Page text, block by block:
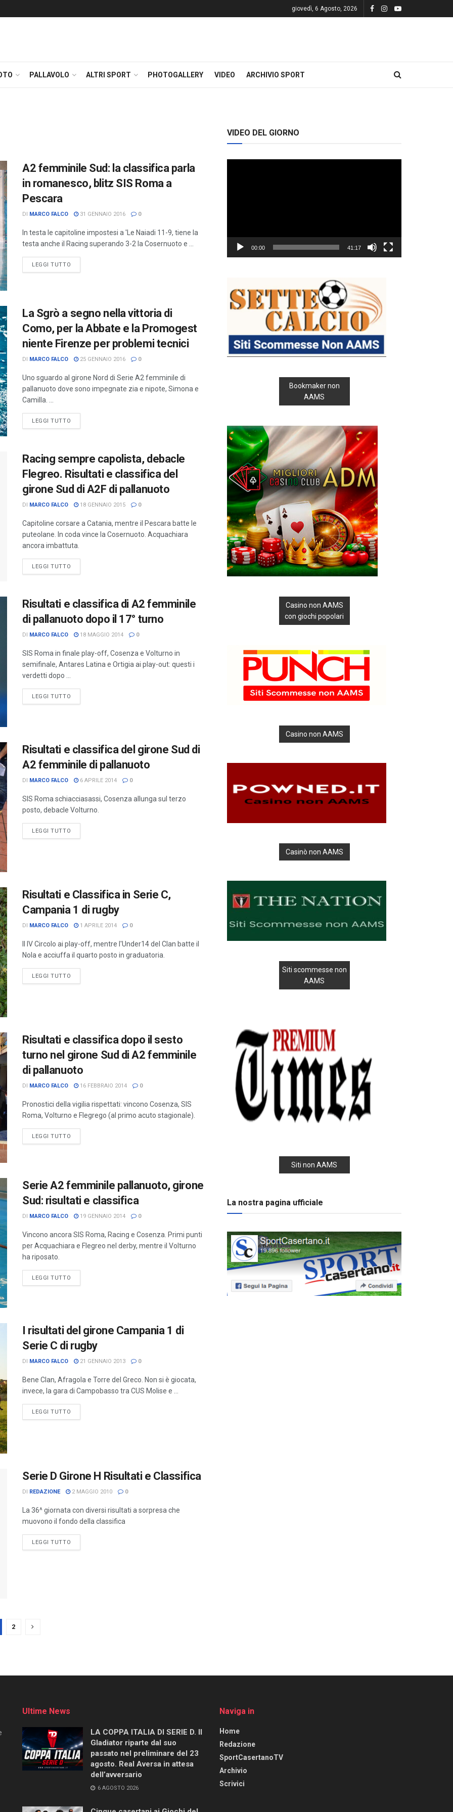
giovedì, 6 Agosto, 2026
PALLAVOLO ALTRI SPORT PHOTOGALLERY VIDEO ARCHIVIO SPORT
A2 femminile Sud: la classifica parla
in romanesco, blitz SIS Roma a
Pescara
DI MARCO FALCO 31 GENNAIO 2016 0
In testa le capitoline impostesi a 'Le Naiadi 11-9, tiene la
testa anche il Racing superando 3-2 la Cosernuoto e ...
LEGGI TUTTO
La Sgrò a segno nella vittoria di
Como, per la Abbate e la Promogest
niente Firenze per problemi tecnici
DI MARCO FALCO 25 GENNAIO 2016 0
Uno sguardo al girone Nord di Serie A2 femminile di
pallanuoto dove sono impegnate zia e nipote, Simona e
Camilla. ...
LEGGI TUTTO
Racing sempre capolista, debacle
Flegreo. Risultati e classifica del
girone Sud di A2F di pallanuoto
DI MARCO FALCO 18 GENNAIO 2015 0
Capitoline corsare a Catania, mentre il Pescara batte le
puteolane. In coda vince la Cosernuoto. Acquachiara
ancora imbattuta.
LEGGI TUTTO
Risultati e classifica di A2 femminile
di pallanuoto dopo il 17° turno
DI MARCO FALCO 18 MAGGIO 2014 0
SIS Roma in finale play-off, Cosenza e Volturno in
semifinale, Antares Latina e Ortigia ai play-out: questi i
verdetti dopo ...
LEGGI TUTTO
Risultati e classifica del girone Sud di
A2 femminile di pallanuoto
DI MARCO FALCO 6 APRILE 2014 0
SIS Roma schiacciasassi, Cosenza allunga sul terzo
posto, debacle Volturno.
LEGGI TUTTO
Risultati e Classifica in Serie C,
Campania 1 di rugby
DI MARCO FALCO 1 APRILE 2014 0
Il IV Circolo ai play-off, mentre l'Under14 del Clan batte il
Nola e acciuffa il quarto posto in graduatoria.
LEGGI TUTTO
Risultati e classifica dopo il sesto
turno nel girone Sud di A2 femminile
di pallanuoto
DI MARCO FALCO 16 FEBBRAIO 2014 0
Pronostici della vigilia rispettati: vincono Cosenza, SIS
Roma, Volturno e Flegrego (al primo acuto stagionale).
LEGGI TUTTO
Serie A2 femminile pallanuoto, girone
Sud: risultati e classifica
DI MARCO FALCO 19 GENNAIO 2014 0
Vincono ancora SIS Roma, Racing e Cosenza. Primi punti
per Acquachiara e Flegreo nel derby, mentre il Volturno
ha riposato.
LEGGI TUTTO
I risultati del girone Campania 1 di
Serie C di rugby
DI MARCO FALCO 21 GENNAIO 2013 0
Bene Clan, Afragola e Torre del Greco. Non si è giocata,
invece, la gara di Campobasso tra CUS Molise e ...
LEGGI TUTTO
Serie D Girone H Risultati e Classifica
DI REDAZIONE 2 MAGGIO 2010 0
La 36^ giornata con diversi risultati a sorpresa che
muovono il fondo della classifica
LEGGI TUTTO
2
VIDEO DEL GIORNO
00:00 41:17
Bookmaker non
AAMS
Casino non AAMS
con giochi popolari
Casino non AAMS
Casinò non AAMS
Siti scommesse non
AAMS
Siti non AAMS
La nostra pagina ufficiale
Ultime News
LA COPPA ITALIA DI SERIE D. Il
Gladiator riparte dal suo
passato nel preliminare del 23
agosto. Real Aversa in attesa
dell’avversario
6 AGOSTO 2026
Naviga in
Home
Redazione
SportCasertanoTV
Archivio
Scrivici